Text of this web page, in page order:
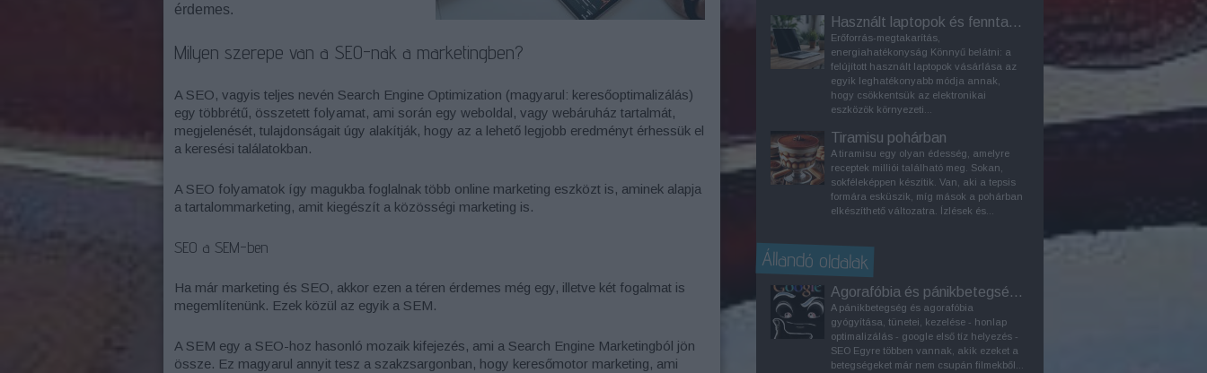
érdemes.
Milyen szerepe van a SEO-nak a marketingben?
A SEO, vagyis teljes nevén Search Engine Optimization (magyarul: keresőoptimalizálás)
egy többrétű, összetett folyamat, ami során egy weboldal, vagy webáruház tartalmát,
megjelenését, tulajdonságait úgy alakítják, hogy az a lehető legjobb eredményt érhessük el
a keresési találatokban.
A SEO folyamatok így magukba foglalnak több online marketing eszközt is, aminek alapja
a tartalommarketing, amit kiegészít a közösségi marketing is.
SEO a SEM-ben
Ha már marketing és SEO, akkor ezen a téren érdemes még egy, illetve két fogalmat is
megemlítenünk. Ezek közül az egyik a SEM.
A SEM egy a SEO-hoz hasonló mozaik kifejezés, ami a Search Engine Marketingból jön
össze. Ez magyarul annyit tesz a szakzsargonban, hogy keresőmotor marketing, ami
Használt laptopok és fenntarthatóság
Erőforrás-megtakarítás,
energiahatékonyság Könnyű belátni: a
felújított használt laptopok vásárlása az
egyik leghatékonyabb módja annak,
hogy csökkentsük az elektronikai
eszközök környezeti...
Tiramisu pohárban
A tiramisu egy olyan édesség, amelyre
receptek milliói található meg. Sokan,
sokféleképpen készítik. Van, aki a tepsis
formára esküszik, míg mások a pohárban
elkészíthető változatra. Ízlések és...
Állandó oldalak
Agorafóbia és pánikbetegség kezelése
A pánikbetegség és agorafóbia
gyógyítása, tünetei, kezelése - honlap
optimalizálás - google első tíz helyezés -
SEO Egyre többen vannak, akik ezeket a
betegségeket már nem csupán filmekből...